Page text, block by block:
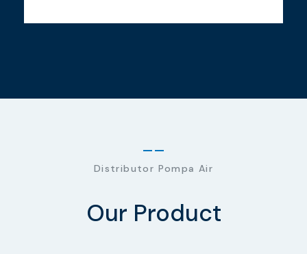
Distributor Pompa Air
Our Product